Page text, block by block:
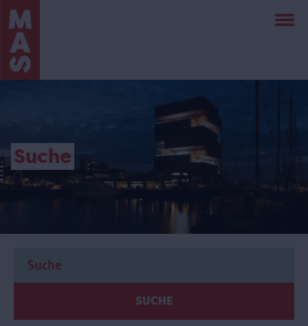
Direkt
zum
Inhalt
Suche
SUCHE